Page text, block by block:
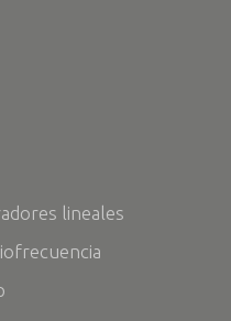
lineales